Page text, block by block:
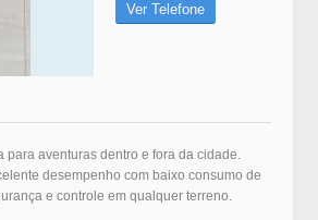
Ver Telefone
para aventuras dentro e fora da cidade.
desempenho com baixo consumo de
e controle em qualquer terreno.